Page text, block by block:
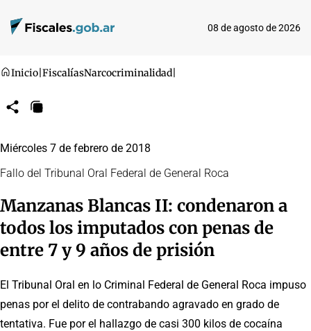
08 de agosto de 2026
Inicio FiscalíasNarcocriminalidad
CompartirCopiar
Miércoles 7 de febrero de 2018
Fallo del Tribunal Oral Federal de General Roca
Manzanas Blancas II: condenaron a
todos los imputados con penas de
entre 7 y 9 años de prisión
El Tribunal Oral en lo Criminal Federal de General Roca impuso
penas por el delito de contrabando agravado en grado de
tentativa. Fue por el hallazgo de casi 300 kilos de cocaína